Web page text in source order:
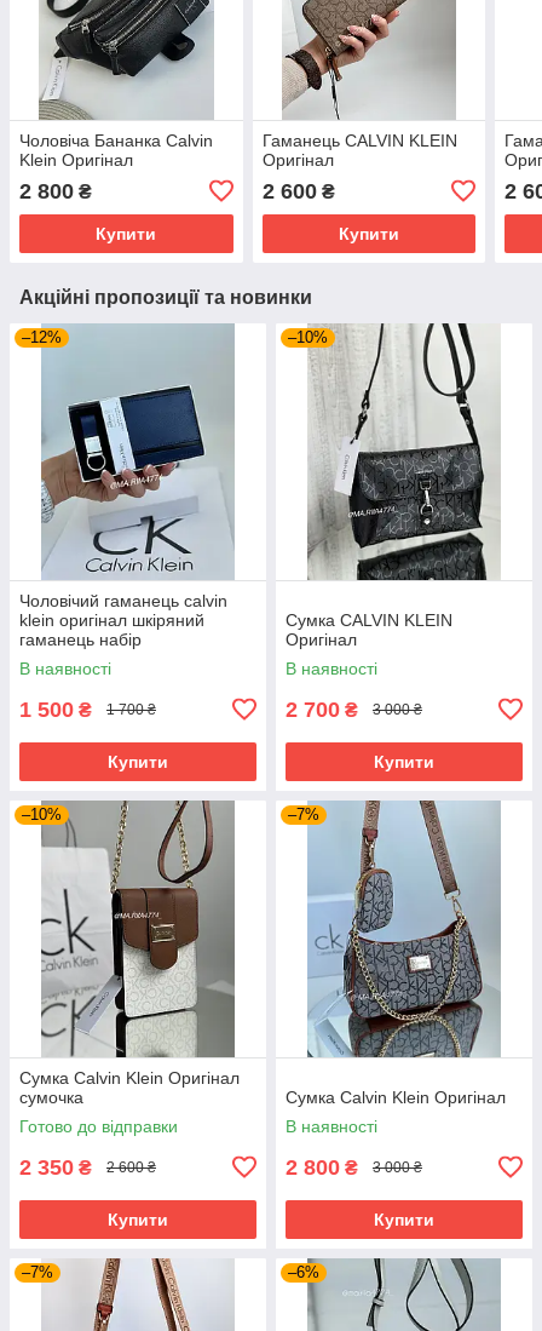
Чоловіча Бананка Calvin
Klein Оригінал
2 800 ₴
Купити
Гаманець CALVIN KLEIN
Оригінал
2 600₴
Купити
2
Акційні пропозиції та новинки
–12%
Чоловічий гаманець calvin
klein оригінал шкіряний
гаманець набір
В наявності
1 500 ₴ 1 700 ₴
Купити
–10%
Сумка CALVIN KLEIN
Оригінал
В наявності
2 700 ₴ 3 000 ₴
Купити
–10%
Сумка Calvin Klein Оригінал
сумочка
Готово до відправки
2 350 ₴ 2 600 ₴
Купити
–7%
Сумка Calvin Klein Оригінал
В наявності
2 800 ₴ 3 000 ₴
Купити
–7% –6%